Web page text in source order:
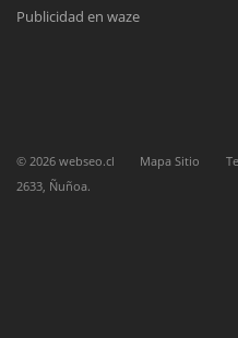
Complete el formulario y
para enviarnos un correo
Publicidad en waze
© 2026 webseo.cl Mapa Sitio
2633, Ñuñoa.